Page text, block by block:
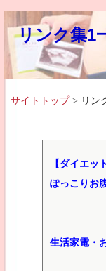
リンク集1
サイトトップ > リン
【ダイエ
ぽっこりお
生活家電・